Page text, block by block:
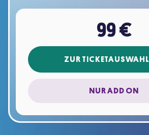
99 €
ZUR TICKETAUSWAHL
NUR ADD ON